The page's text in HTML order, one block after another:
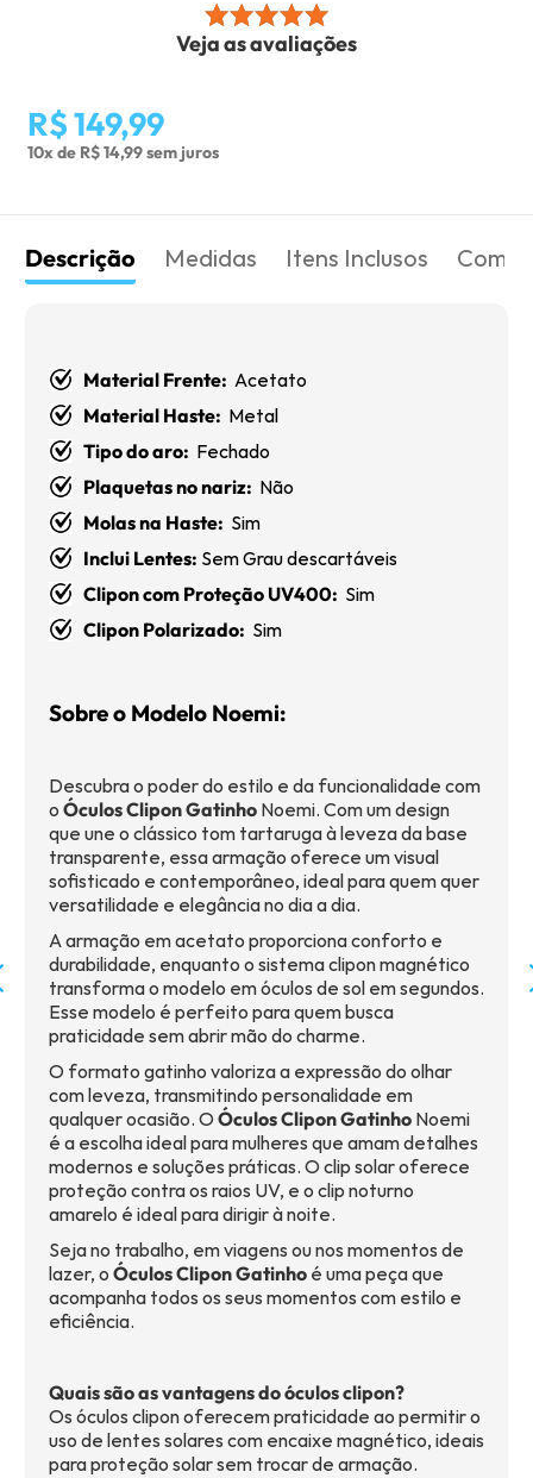
Veja as avaliações
R$ 149,99
10x de R$ 14,99 sem juros
Descrição Medidas Itens Inclusos Como
Material Frente: Acetato
Material Haste: Metal
Tipo do aro: Fechado
Plaquetas no nariz: Não
Molas na Haste: Sim
Inclui Lentes: Sem Grau descartáveis
Clipon com Proteção UV400: Sim
Clipon Polarizado: Sim
Sobre o Modelo Noemi:
Descubra o poder do estilo e da funcionalidade com
o Óculos Clipon Gatinho Noemi. Com um design
que une o clássico tom tartaruga à leveza da base
transparente, essa armação oferece um visual
sofisticado e contemporâneo, ideal para quem quer
versatilidade e elegância no dia a dia.
A armação em acetato proporciona conforto e
durabilidade, enquanto o sistema clipon magnético
transforma o modelo em óculos de sol em segundos.
Esse modelo é perfeito para quem busca
praticidade sem abrir mão do charme.
O formato gatinho valoriza a expressão do olhar
com leveza, transmitindo personalidade em
qualquer ocasião. O Óculos Clipon Gatinho Noemi
é a escolha ideal para mulheres que amam detalhes
modernos e soluções práticas. O clip solar oferece
proteção contra os raios UV, e o clip noturno
amarelo é ideal para dirigir à noite.
Seja no trabalho, em viagens ou nos momentos de
lazer, o Óculos Clipon Gatinho é uma peça que
acompanha todos os seus momentos com estilo e
eficiência.
Quais são as vantagens do óculos clipon?
Os óculos clipon oferecem praticidade ao permitir o
uso de lentes solares com encaixe magnético, ideais
para proteção solar sem trocar de armação.